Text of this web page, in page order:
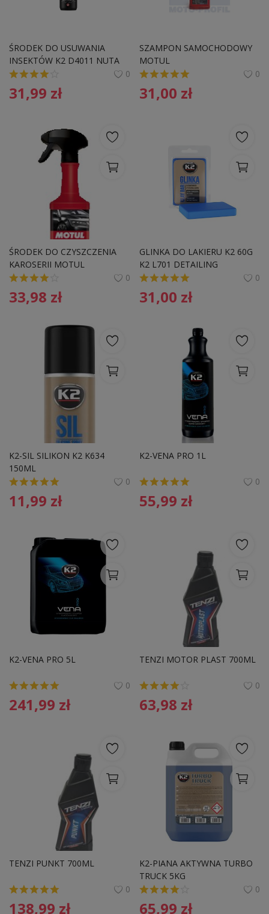
Polski
ŚRODEK DO USUWANIA
INSEKTÓW K2 D4011 NUTA
PRO 1L INSEKTY
0
31,99 zł
SZAMPON SAMOCHODOWY
MOTUL
0
31,00 zł
ŚRODEK DO CZYSZCZENIA
KAROSERII MOTUL
0
33,98 zł
GLINKA DO LAKIERU K2 60G
K2 L701 DETAILING
0
31,00 zł
K2-SIL SILIKON K2 K634
150ML
0
11,99 zł
K2-VENA PRO 1L
0
55,99 zł
K2-VENA PRO 5L
0
241,99 zł
TENZI MOTOR PLAST 700ML
0
63,98 zł
TENZI PUNKT 700ML
0
138,99 zł
K2-PIANA AKTYWNA TURBO
TRUCK 5KG
0
65,99 zł